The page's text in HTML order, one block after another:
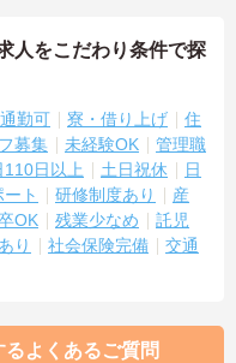
人をこだわり条件で探
勤可 寮・借り上げ
住
募集 未経験OK
管理職
110日以上 土日祝休
日
ト 研修制度あり
産
OK 残業少なめ
託児
り 社会保険完備
交通
よくあるご質問